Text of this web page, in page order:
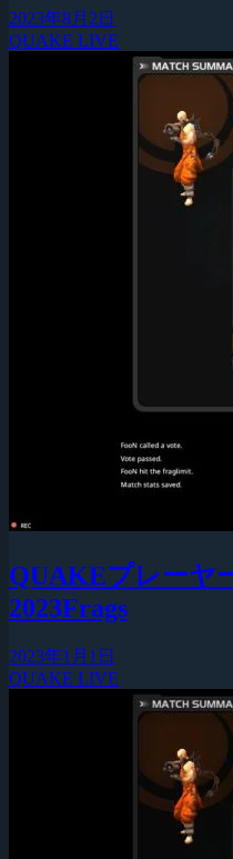
2023年8月2日
QUAKE LIVE
QUAKEプレーヤ
2023Frags
2023年1月1日
QUAKE LIVE